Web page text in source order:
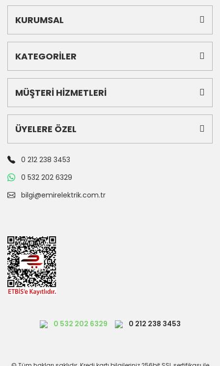
KURUMSAL
KATEGORİLER
MÜŞTERİ HİZMETLERİ
ÜYELERE ÖZEL
0 212 238 3453
0 532 202 6329
bilgi@emirelektrik.com.tr
0 532 202 6329 0 212 238 3453